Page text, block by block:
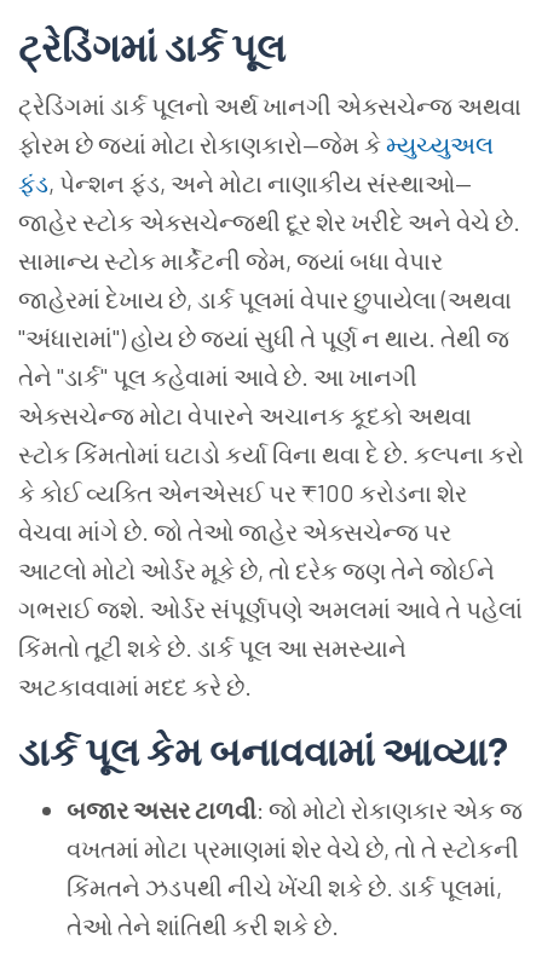
ટ્રેડિંગમાં ડાર્ક પૂલ
ટ્રેડિંગમાં ડાર્ક પૂલનો અર્થ ખાનગી એક્સચેન્જ અથવા
ફોરમ છે જ્યાં મોટા રોકાણકારો—જેમ કેમ્યુચ્યુઅલ
ફંડ, પેન્શન ફંડ, અને મોટા નાણાકીય સંસ્થાઓ—
જાહેર સ્ટોક એક્સચેન્જથી દૂર શેર ખરીદે અને વેચે છે.
સામાન્ય સ્ટોક માર્કેટની જેમ, જ્યાં બધા વેપાર
જાહેરમાં દેખાય છે, ડાર્ક પૂલમાં વેપાર છુપાયેલા (અથવા
"અંધારામાં") હોય છે જ્યાં સુધી તે પૂર્ણ ન થાય. તેથી જ
તેને "ડાર્ક" પૂલ કહેવામાં આવે છે. આ ખાનગી
એક્સચેન્જ મોટા વેપારને અચાનક કૂદકો અથવા
સ્ટોક કિંમતોમાં ઘટાડો કર્યા વિના થવા દે છે. કલ્પના કરો
કે કોઈ વ્યક્તિ એનએસઈ પર ₹100 કરોડના શેર
વેચવા માંગે છે. જો તેઓ જાહેર એક્સચેન્જ પર
આટલો મોટો ઓર્ડર મૂકે છે, તો દરેક જણ તેને જોઈને
ગભરાઈ જશે. ઓર્ડર સંપૂર્ણપણે અમલમાં આવે તે પહેલાં
કિંમતો તૂટી શકે છે. ડાર્ક પૂલ આ સમસ્યાને
અટકાવવામાં મદદ કરે છે.
ડાર્ક પૂલ કેમ બનાવવામાં આવ્યા?
બજાર અસર ટાળવી: જો મોટો રોકાણકાર એક જ
વખતમાં મોટા પ્રમાણમાં શેર વેચે છે, તો તે સ્ટોકની
કિંમતને ઝડપથી નીચે ખેંચી શકે છે. ડાર્ક પૂલમાં,
તેઓ તેને શાંતિથી કરી શકે છે.